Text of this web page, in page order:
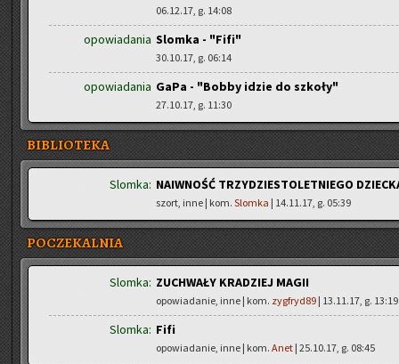
06.12.17, g. 14:08
opowiadania Slomka - "Fifi"
30.10.17, g. 06:14
opowiadania GaPa - "Bobby idzie do szkoły"
27.10.17, g. 11:30
BIBLIOTEKA
Slomka: NAIWNOŚĆ TRZYDZIESTOLETNIEGO
szort, inne | kom. Slomka | 14.11.17, g. 05:39
POCZEKALNIA
Slomka: ZUCHWAŁY KRADZIEJ MAGII
opowiadanie, inne | kom. zygfryd89 | 13.11.17, g. 13:19
Slomka: Fifi
opowiadanie, inne | kom. Anet | 25.10.17, g. 08:45